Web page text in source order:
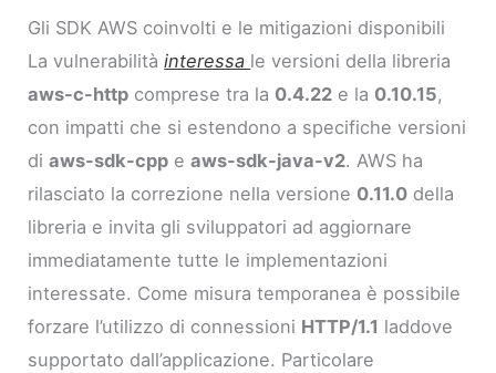
Gli SDK AWS coinvolti e le mitigazioni disponibili
La vulnerabilitàinteressa le versioni della libreria
aws-c-http comprese tra la 0.4.22 e la 0.10.15,
con impatti che si estendono a specifiche versioni
diaws-sdk-cpp eaws-sdk-java-v2. AWS ha
rilasciato la correzione nella versione 0.11.0 della
libreria e invita gli sviluppatori ad aggiornare
immediatamente tutte le implementazioni
interessate. Come misura temporanea è possibile
forzare l’utilizzo di connessioni HTTP/1.1 laddove
supportato dall’applicazione. Particolare